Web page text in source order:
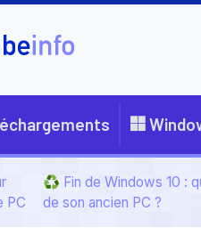
PC
♻️ Fin de Windows 10 :
de son ancien PC ?